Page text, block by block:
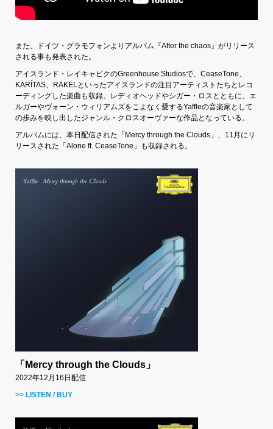
また、ドイツ・グラモフォンよりアルバム『After the chaos』がリリース
される事も発表された。
アイスランド・レイキャビクのGreenhouse Studiosで、CeaseTone、
KARÍTAS、RAKELといったアイスランドの注目アーティストたちとレコ
ーディングした楽曲も収録。レディオヘッドやシガー・ロスとともに、エ
ルガーやヴォーン・ウィリアムズをこよなく愛するYaffleの音楽家として
の歩みを映し出したジャンル・クロスオーヴァーな作品となっている。
アルバムには、本日配信された「Mercy through the Clouds」、11月にリ
リースされた「Alone ft. CeaseTone」も収録される。
「Mercy through the Clouds」
2022年12月16日配信
>> LISTEN / BUY